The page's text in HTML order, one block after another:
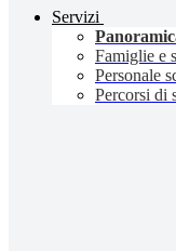
Servizi
Famiglie e
Personale
Percorsi di